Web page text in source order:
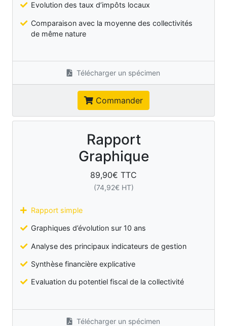
Evolution des taux d’impôts locaux
Comparaison avec la moyenne des collectivités
de même nature
Télécharger un spécimen
Commander
Rapport
Graphique
89,90€ TTC
(74,92€ HT)
Rapport simple
Graphiques d’évolution sur 10 ans
Analyse des principaux indicateurs de gestion
Synthèse financière explicative
Evaluation du potentiel fiscal de la collectivité
Télécharger un spécimen